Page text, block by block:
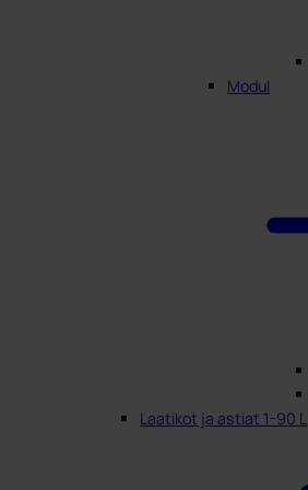
Modul
Laatikot ja astiat 1-90 L